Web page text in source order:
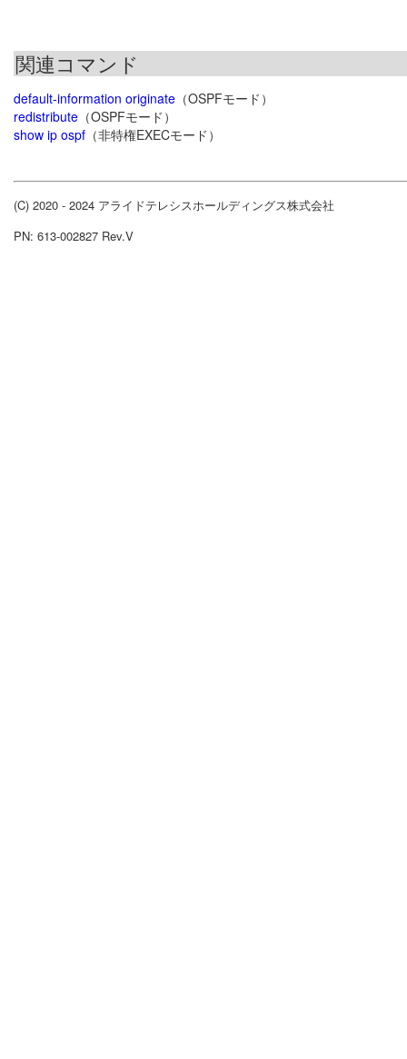
関連コマンド
default-information originate （OSPFモード）
redistribute （OSPFモード）
show ip ospf （非特権EXECモード）
(C) 2020 - 2024 アライドテレシスホールディングス株式会社
PN: 613-002827 Rev.V